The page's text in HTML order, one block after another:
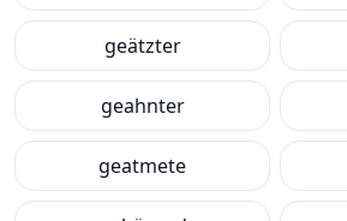
geätzter
geahnter
geatmete